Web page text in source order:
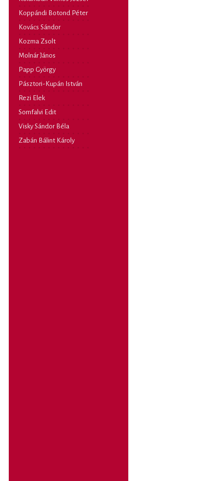
Koppándi Botond Péter
Kovács Sándor
Kozma Zsolt
Molnár János
Papp György
Pásztori-Kupán István
Rezi Elek
Somfalvi Edit
Visky Sándor Béla
Zabán Bálint Károly